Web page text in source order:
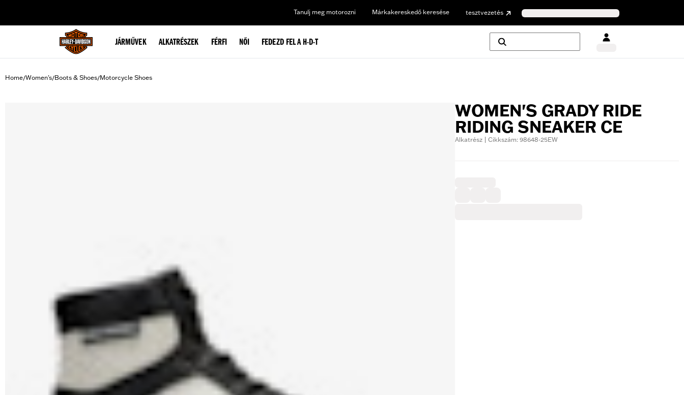
Tanulj meg motorozni Márkakereskedő keresése tesztvezetés
JÁRMŰVEK ALKATRÉSZEK FÉRFI NŐI FEDEZD FEL A H-D-T
Home/Women's/Boots & Shoes/Motorcycle Shoes
WOMEN'S GRADY RIDE
RIDING SNEAKER CE
Alkatrész | Cikkszám: 98648-25EW